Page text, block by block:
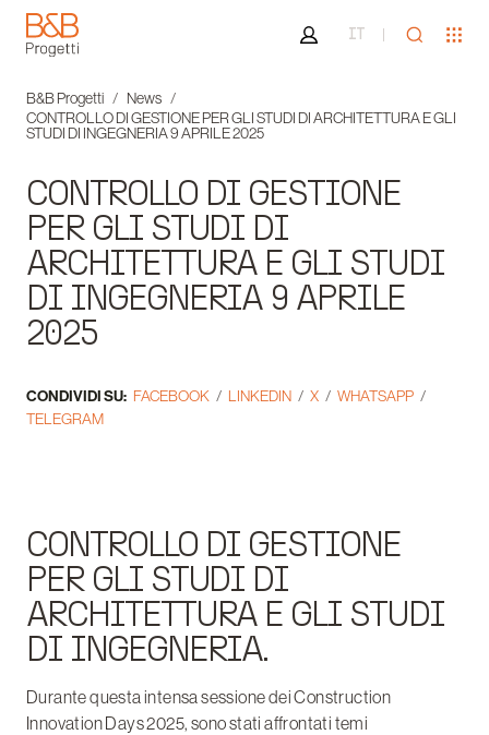
B&B Progetti
Area riservata
IT Apri
B&B Progetti
News
CONTROLLO DI GESTIONE PER GLI STUDI DI ARCHITETTURA E GLI
STUDI DI INGEGNERIA 9 APRILE 2025
CONTROLLO DI GESTIONE
PER GLI STUDI DI
ARCHITETTURA E GLI STUDI
DI INGEGNERIA 9 APRILE
2025
CONDIVIDI SU: FACEBOOK LINKEDIN X
WHATSAPP
TELEGRAM
CONTROLLO DI GESTIONE
PER GLI STUDI DI
ARCHITETTURA E GLI STUDI
DI INGEGNERIA.
Durante questa intensa sessione dei Construction
Innovation Days 2025, sono stati affrontati temi